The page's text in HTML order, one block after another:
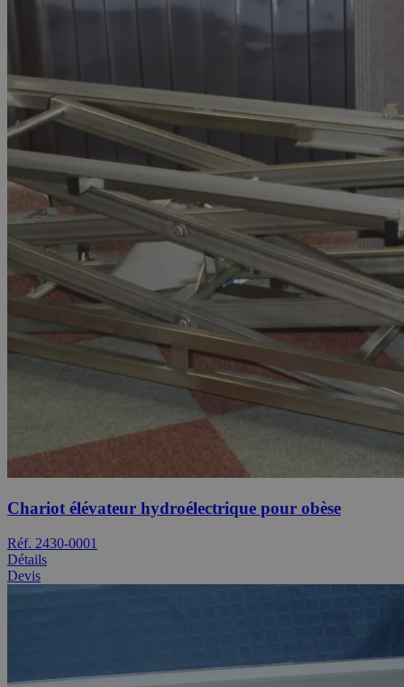
Chariot élévateur hydroélectrique pour obèse
Réf. 2430-0001
Détails
Devis